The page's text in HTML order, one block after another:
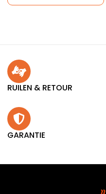
RUILEN & RETOUR
GARANTIE